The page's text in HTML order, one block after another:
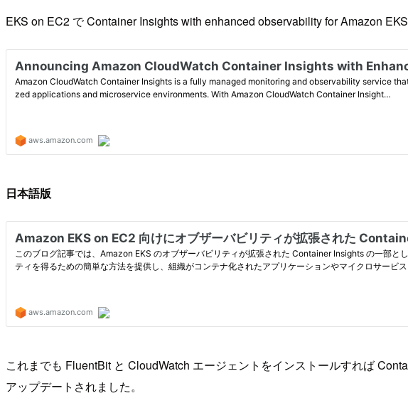
EKS on EC2 で Container Insights with enhanced observability for Amazon
日本語版
これまでも FluentBit と CloudWatch エージェントをインストールすれば
アップデートされました。